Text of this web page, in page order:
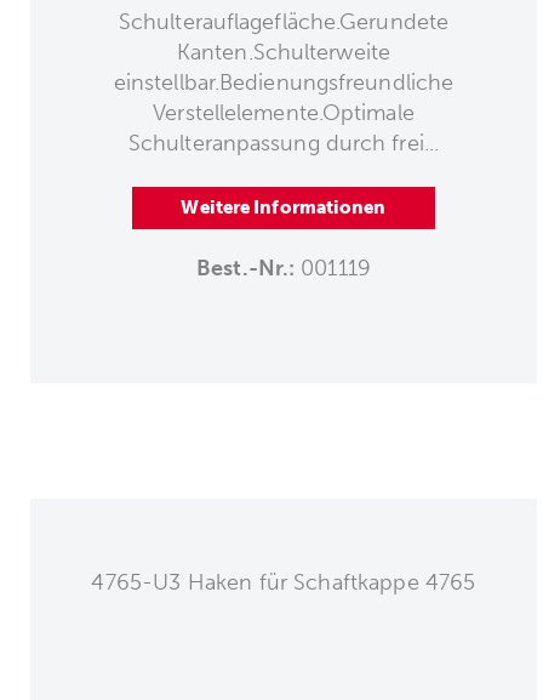
Schulterauflagefläche.Gerundete
Kanten.Schulterweite
einstellbar.Bedienungsfreundliche
Verstellelemente.Optimale
Schulteranpassung durch frei...
Weitere Informationen
Best.-Nr.: 001119
4765-U3 Haken für Schaftkappe 4765